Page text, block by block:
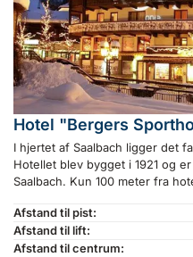
Hotel "Bergers
I hjertet af Saalbach ligger det
Hotellet blev bygget i 1921 og
Saalbach. Kun 100 meter fra
Afstand til pist:
Afstand til lift:
Afstand til centrum: